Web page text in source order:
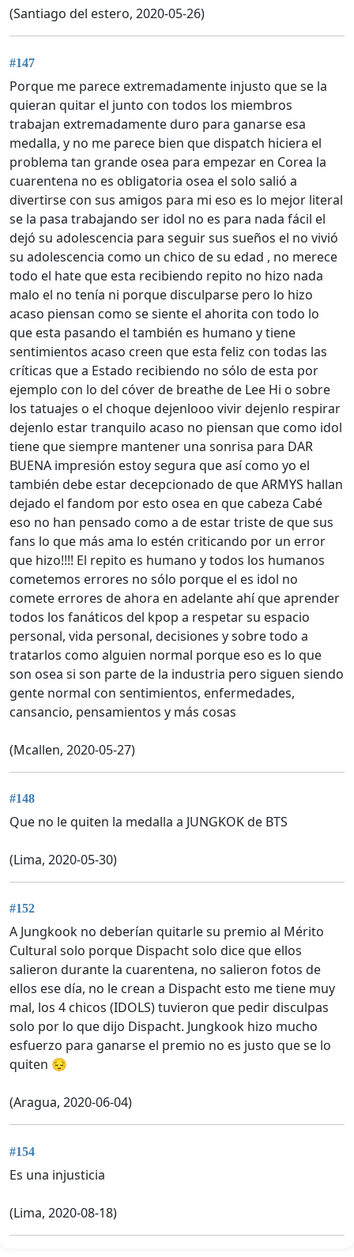
(Santiago del estero, 2020-05-26)
#147
Porque me parece extremadamente injusto que se la
quieran quitar el junto con todos los miembros
trabajan extremadamente duro para ganarse esa
medalla, y no me parece bien que dispatch hiciera el
problema tan grande osea para empezar en Corea la
cuarentena no es obligatoria osea el solo salió a
divertirse con sus amigos para mi eso es lo mejor literal
se la pasa trabajando ser idol no es para nada fácil el
dejó su adolescencia para seguir sus sueños el no vivió
su adolescencia como un chico de su edad , no merece
todo el hate que esta recibiendo repito no hizo nada
malo el no tenía ni porque disculparse pero lo hizo
acaso piensan como se siente el ahorita con todo lo
que esta pasando el también es humano y tiene
sentimientos acaso creen que esta feliz con todas las
críticas que a Estado recibiendo no sólo de esta por
ejemplo con lo del cóver de breathe de Lee Hi o sobre
los tatuajes o el choque dejenlooo vivir dejenlo respirar
dejenlo estar tranquilo acaso no piensan que como idol
tiene que siempre mantener una sonrisa para DAR
BUENA impresión estoy segura que así como yo el
también debe estar decepcionado de que ARMYS hallan
dejado el fandom por esto osea en que cabeza Cabé
eso no han pensado como a de estar triste de que sus
fans lo que más ama lo estén criticando por un error
que hizo!!!! El repito es humano y todos los humanos
cometemos errores no sólo porque el es idol no
comete errores de ahora en adelante ahí que aprender
todos los fanáticos del kpop a respetar su espacio
personal, vida personal, decisiones y sobre todo a
tratarlos como alguien normal porque eso es lo que
son osea si son parte de la industria pero siguen siendo
gente normal con sentimientos, enfermedades,
cansancio, pensamientos y más cosas
(Mcallen, 2020-05-27)
#148
Que no le quiten la medalla a JUNGKOK de BTS
(Lima, 2020-05-30)
#152
A Jungkook no deberían quitarle su premio al Mérito
Cultural solo porque Dispacht solo dice que ellos
salieron durante la cuarentena, no salieron fotos de
ellos ese día, no le crean a Dispacht esto me tiene muy
mal, los 4 chicos (IDOLS) tuvieron que pedir disculpas
solo por lo que dijo Dispacht. Jungkook hizo mucho
esfuerzo para ganarse el premio no es justo que se lo
quiten 😔
(Aragua, 2020-06-04)
#154
Es una injusticia
(Lima, 2020-08-18)